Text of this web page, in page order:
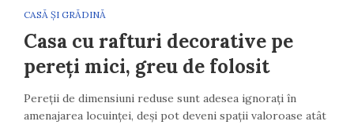
CASĂ ȘI GRĂDINĂ
Casa cu rafturi decorative pe
pereți mici, greu de folosit
Pereții de dimensiuni reduse sunt adesea ignorați în
amenajarea locuinței, deși pot deveni spații valoroase atât